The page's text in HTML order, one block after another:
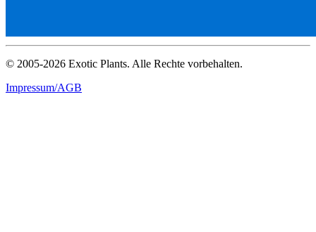
© 2005-2026 Exotic Plants. Alle Rechte vorbehalten.
Impressum/AGB